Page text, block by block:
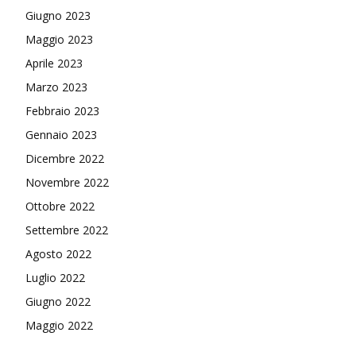
Giugno 2023
Maggio 2023
Aprile 2023
Marzo 2023
Febbraio 2023
Gennaio 2023
Dicembre 2022
Novembre 2022
Ottobre 2022
Settembre 2022
Agosto 2022
Luglio 2022
Giugno 2022
Maggio 2022